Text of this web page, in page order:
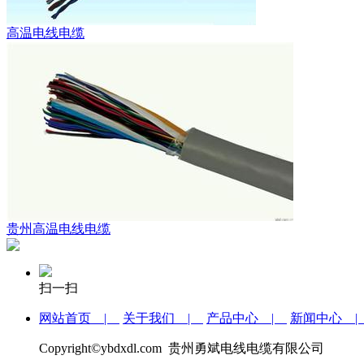
高温电线电缆
贵州高温电线电缆
扫一扫
网站首页 | 关于我们 | 产品中心 | 新闻中心
Copyright©ybdxdl.com 贵州勇斌电线电缆有限公司